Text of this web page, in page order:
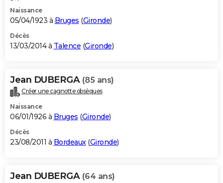
Naissance
05/04/1923 à Bruges (Gironde)
Décès
13/03/2014 à Talence (Gironde)
Jean DUBERGA (85 ans)
Créer une cagnotte obsèques
Naissance
06/01/1926 à Bruges (Gironde)
Décès
23/08/2011 à Bordeaux(Gironde)
Jean DUBERGA (64 ans)